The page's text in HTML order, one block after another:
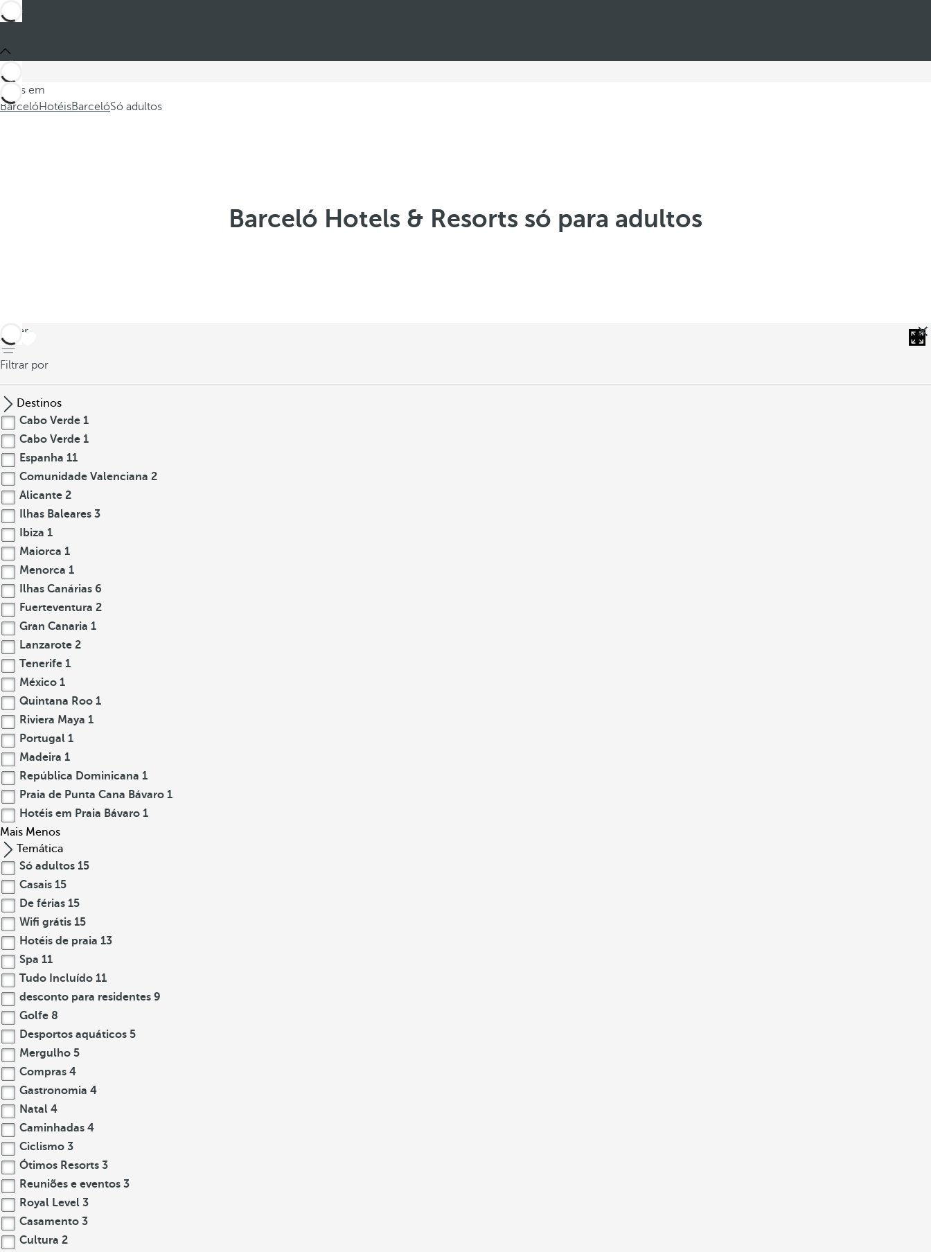
Estes em
BarcelóHotéisBarcelóSó adultos
Barceló Hotels & Resorts só para adultos
voltar
Filtrar por
Destinos
Cabo Verde 1
Cabo Verde 1
Espanha 11
Comunidade Valenciana 2
Alicante 2
Ilhas Baleares 3
Ibiza 1
Maiorca 1
Menorca 1
Ilhas Canárias 6
Fuerteventura 2
Gran Canaria 1
Lanzarote 2
Tenerife 1
México 1
Quintana Roo 1
Riviera Maya 1
Portugal 1
Madeira 1
República Dominicana 1
Praia de Punta Cana Bávaro 1
Hotéis em Praia Bávaro 1
Mais Menos
Temática
Só adultos 15
Casais 15
De férias 15
Wifi grátis 15
Hotéis de praia 13
Spa 11
Tudo Incluído 11
desconto para residentes 9
Golfe 8
Desportos aquáticos 5
Mergulho 5
Compras 4
Gastronomia 4
Natal 4
Caminhadas 4
Ciclismo 3
Ótimos Resorts 3
Reuniões e eventos 3
Royal Level 3
Casamento 3
Cultura 2